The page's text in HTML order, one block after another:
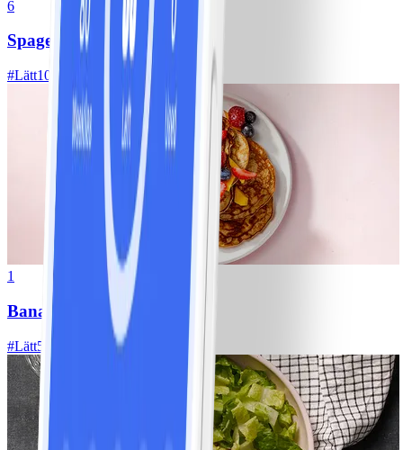
6
Spagetti med köttfärssås
#Lätt10 MIN
1
Bananpannkakor
#Lätt5 MIN